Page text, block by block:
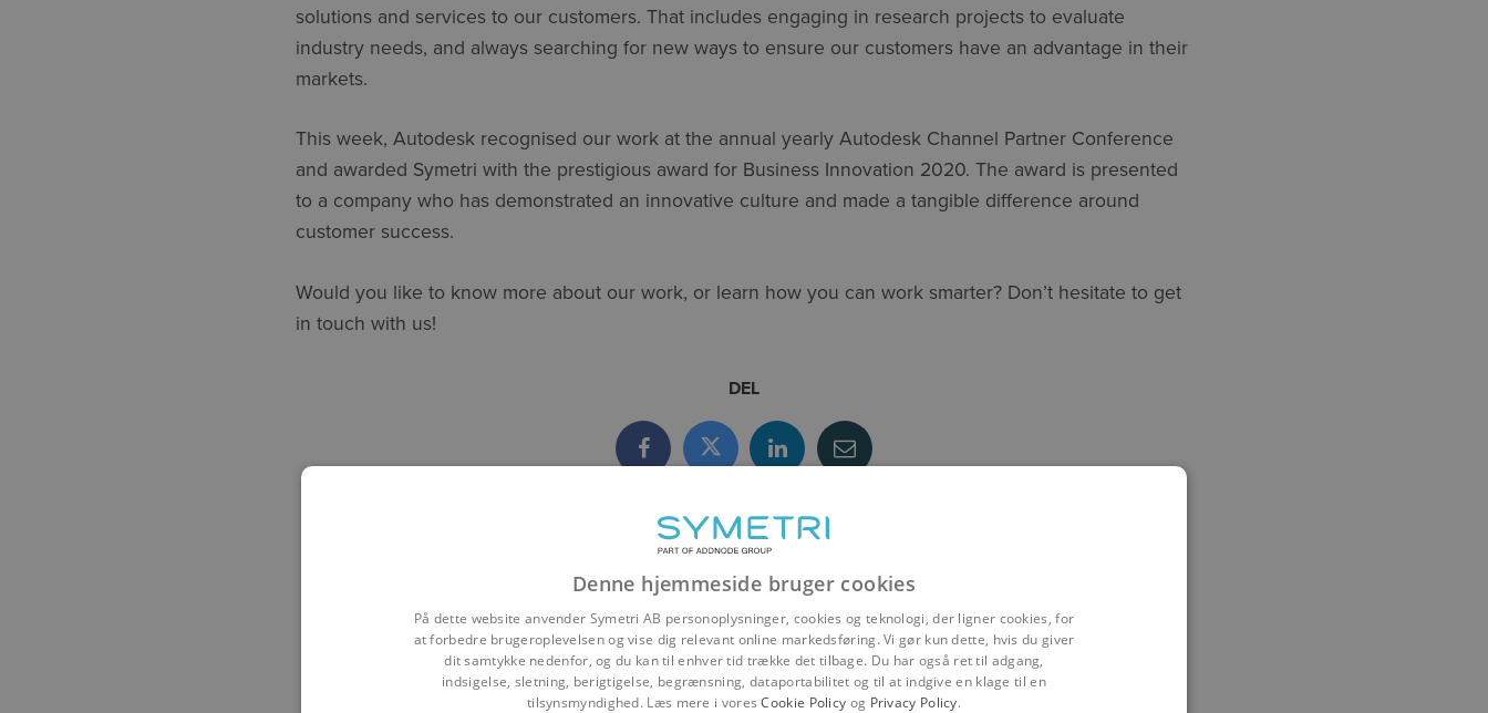
solutions and services to our customers. That includes engaging in research projects to evaluate
industry needs, and always searching for new ways to ensure our customers have an advantage in their
markets.
This week, Autodesk recognised our work at the annual yearly Autodesk Channel Partner Conference
and awarded Symetri with the prestigious award for Business Innovation 2020. The award is presented
to a company who has demonstrated an innovative culture and made a tangible difference around
customer success.
Would you like to know more about our work, or learn how you can work smarter? Don’t hesitate to get
in touch with us!
DEL
Denne hjemmeside bruger cookies
På dette website anvender Symetri AB personoplysninger, cookies og teknologi, der ligner cookies, for
at forbedre brugeroplevelsen og vise dig relevant online markedsføring. Vi gør kun dette, hvis du giver
dit samtykke nedenfor, og du kan til enhver tid trække det tilbage. Du har også ret til adgang,
indsigelse, sletning, berigtigelse, begrænsning, dataportabilitet og til at indgive en klage til en
tilsynsmyndighed. Læs mere i voresCookie Policy og Privacy Policy.